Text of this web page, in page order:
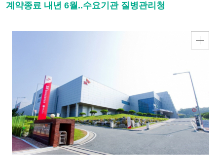
계약종료 내년 6월..수요기관 질병관리청